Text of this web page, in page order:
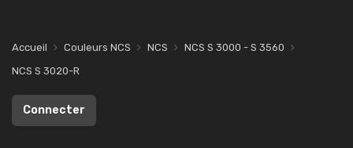
Accueil Couleurs NCS NCS
NCS S 3000 - S 3560
NCS S 3020-R
Connecter